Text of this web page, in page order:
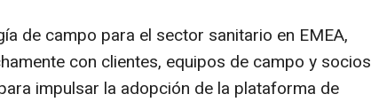
de campo para el sector sanitario en EMEA,
con clientes, equipos de campo y socios
impulsar la adopción de la plataforma de